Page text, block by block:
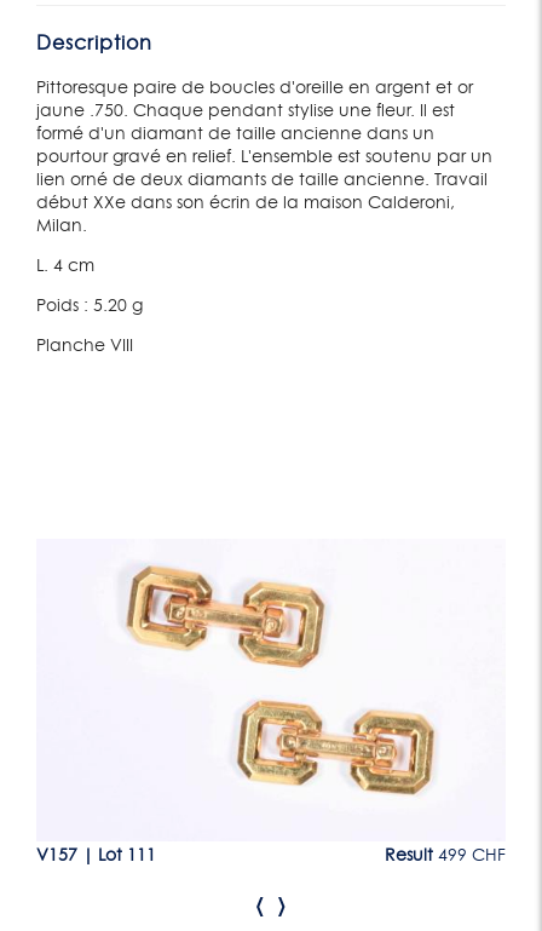
Description
Pittoresque paire de boucles d'oreille en argent et or
jaune .750. Chaque pendant stylise une fleur. Il est
formé d'un diamant de taille ancienne dans un
pourtour gravé en relief. L'ensemble est soutenu par un
lien orné de deux diamants de taille ancienne. Travail
début XXe dans son écrin de la maison Calderoni,
Milan.
L. 4 cm
Poids : 5.20 g
Planche VIII
V157 Lot 111 Result 499 CHF
‹ ›